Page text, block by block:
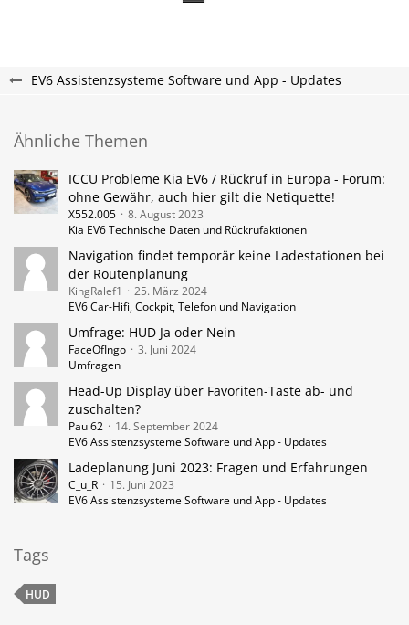
EV6 Assistenzsysteme Software und App - Updates
Ähnliche Themen
ICCU Probleme Kia EV6 / Rückruf in Europa - Forum:
ohne Gewähr, auch hier gilt die Netiquette!
X552.005
8. August 2023
Kia EV6 Technische Daten und Rückrufaktionen
Navigation findet temporär keine Ladestationen bei
der Routenplanung
KingRalef1
25. März 2024
EV6 Car-Hifi, Cockpit, Telefon und Navigation
Umfrage: HUD Ja oder Nein
FaceOfIngo
3. Juni 2024
Umfragen
Head-Up Display über Favoriten-Taste ab- und
zuschalten?
Paul62
14. September 2024
EV6 Assistenzsysteme Software und App - Updates
Ladeplanung Juni 2023: Fragen und Erfahrungen
C_u_R
15. Juni 2023
EV6 Assistenzsysteme Software und App - Updates
Tags
HUD